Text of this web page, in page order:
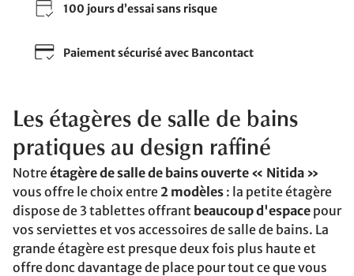
100 jours d’essai sans risque
Paiement sécurisé avec Bancontact
Les étagères de salle de bains
pratiques au design raffiné
Notreétagère de salle de bains ouverte « Nitida »
vous offre le choix entre 2 modèles : la petite étagère
dispose de 3 tablettes offrant beaucoup d'espace pour
vos serviettes et vos accessoires de salle de bains. La
grande étagère est presque deux fois plus haute et
offre donc davantage de place pour tout ce que vous